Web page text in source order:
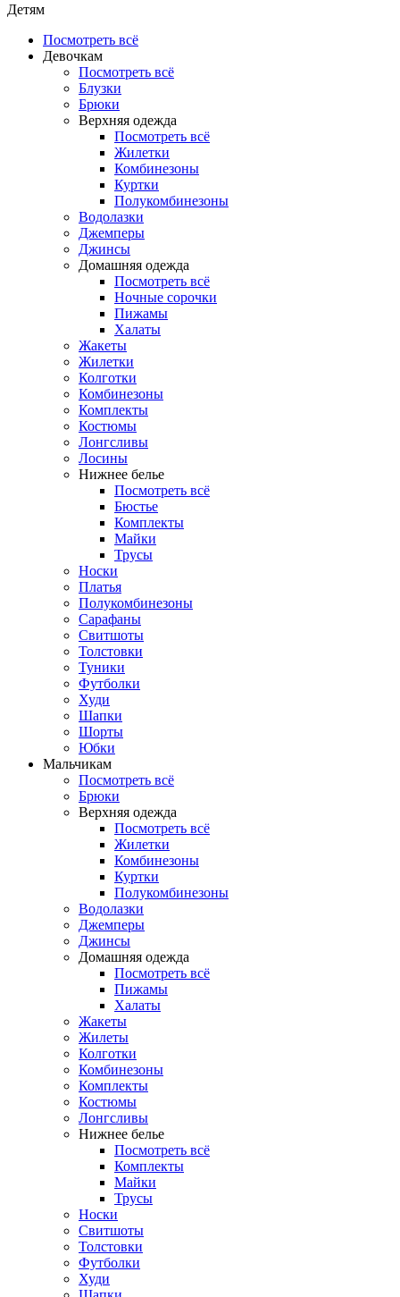
Детям
Посмотреть всё
Девочкам
Посмотреть всё
Блузки
Брюки
Верхняя одежда
Посмотреть всё
Жилетки
Комбинезоны
Куртки
Полукомбинезоны
Водолазки
Джемперы
Джинсы
Домашняя одежда
Посмотреть всё
Ночные сорочки
Пижамы
Халаты
Жакеты
Жилетки
Колготки
Комбинезоны
Комплекты
Костюмы
Лонгсливы
Лосины
Нижнее белье
Посмотреть всё
Бюстье
Комплекты
Майки
Трусы
Носки
Платья
Полукомбинезоны
Сарафаны
Свитшоты
Толстовки
Туники
Футболки
Худи
Шапки
Шорты
Юбки
Мальчикам
Посмотреть всё
Брюки
Верхняя одежда
Посмотреть всё
Жилетки
Комбинезоны
Куртки
Полукомбинезоны
Водолазки
Джемперы
Джинсы
Домашняя одежда
Посмотреть всё
Пижамы
Халаты
Жакеты
Жилеты
Колготки
Комбинезоны
Комплекты
Костюмы
Лонгсливы
Нижнее белье
Посмотреть всё
Комплекты
Майки
Трусы
Носки
Свитшоты
Толстовки
Футболки
Худи